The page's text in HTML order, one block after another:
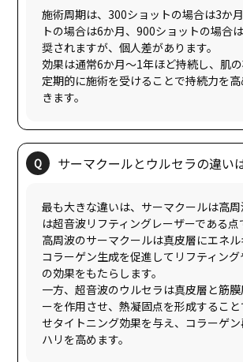
施術周期は、300ショットの場合は3か
トの場合は6か月、900ショットの場合
奨されますが、個人差があります。
効果は通常6か月〜1年ほど持続し、肌
定期的に施術を受けることで持続力を
最も大きな違いは、サーマクールは高
は超音波リフティングレーザーである点
高周波のサーマクールは真皮層にエネル
コラーゲン生成を促進してリフティン
の効果をもたらします。
一方、超音波のウルセラは真皮層と筋
ーを作用させ、熱凝固点を形成するこ
せタイトニング効果を与え、コラーゲ